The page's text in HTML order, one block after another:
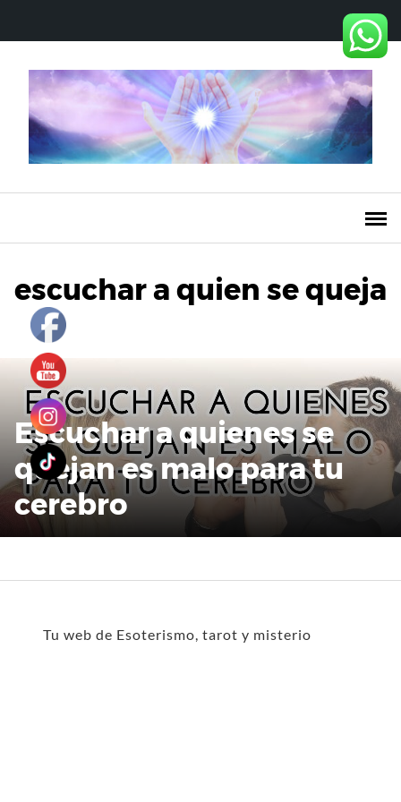
contenido
escuchar a quien se queja
Escuchar a quienes se
quejan es malo para tu
cerebro
Tu web de Esoterismo, tarot y misterio